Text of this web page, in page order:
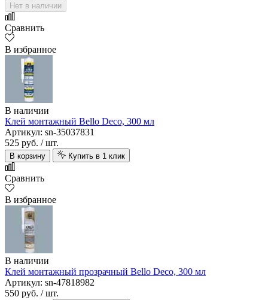
Нет в наличии
Сравнить
В избранное
В наличии
Клей монтажный Bello Deco, 300 мл
Артикул: sn-35037831
525 руб. / шт.
В корзину Купить в 1 клик
Сравнить
В избранное
В наличии
Клей монтажный прозрачный Bello Deco, 300 мл
Артикул: sn-47818982
550 руб. / шт.